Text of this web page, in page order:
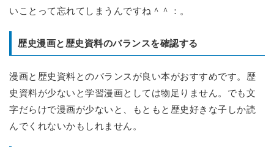
いことって忘れてしまうんですね＾＾：。
歴史漫画と歴史資料のバランスを確認する
漫画と歴史資料とのバランスが良い本がおすすめです。歴
史資料が少ないと学習漫画としては物足りません。でも文
字だらけで漫画が少ないと、もともと歴史好きな子しか読
んでくれないかもしれません。